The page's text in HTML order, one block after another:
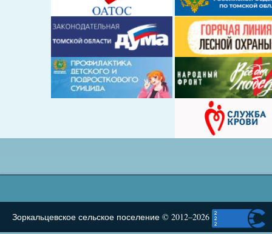
Зоркальцевское сельское поселение © 2012–2026